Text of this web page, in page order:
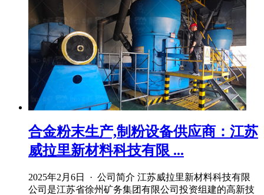
合金粉末生产,制粉设备供应商：江苏
威拉里新材料科技有限 ...
2025年2月6日 · 公司简介 江苏威拉里新材料科技有限
公司是江苏省徐州矿务集团有限公司投资组建的高新技